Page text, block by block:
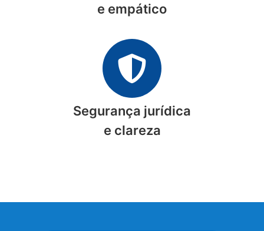
e empático
Segurança jurídica
e clareza